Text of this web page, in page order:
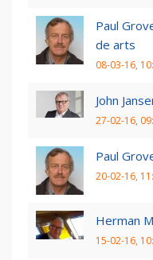
Paul
de arts
08-03-16,
John
27-02-16,
Paul
20-02-16,
Herman
15-02-16,